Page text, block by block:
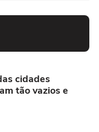
cidades
tão vazios e